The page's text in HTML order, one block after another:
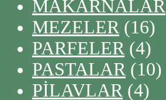
MAKARNALAR
MEZELER (16)
PARFELER (4)
PASTALAR (10)
PİLAVLAR (4)